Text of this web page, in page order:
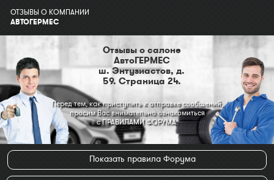
ОТЗЫВЫ О КОМПАНИИ
АВТОГЕРМЕС
Отзывы о салоне
АвтоГЕРМЕС
ш. Энтузиастов, д.
59. Страница 24.
Перед тем, как приступить к отправке сообщений,
просим Вас внимательно ознакомиться
с ПРАВИЛАМИ ФОРУМА.
Показать правила Форума